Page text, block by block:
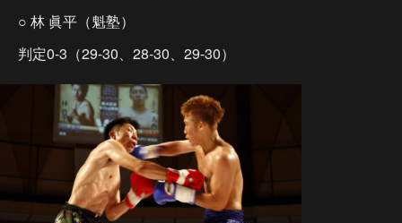
○ 林 眞平（魁塾）
判定0-3（29-30、28-30、29-30）